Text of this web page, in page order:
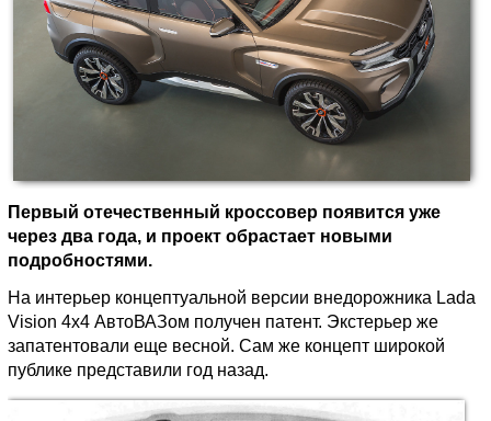
Первый отечественный кроссовер появится уже
через два года, и проект обрастает новыми
подробностями.
На интерьер концептуальной версии внедорожника Lada
Vision 4х4 АвтоВАЗом получен патент. Экстерьер же
запатентовали еще весной. Сам же концепт широкой
публике представили год назад.